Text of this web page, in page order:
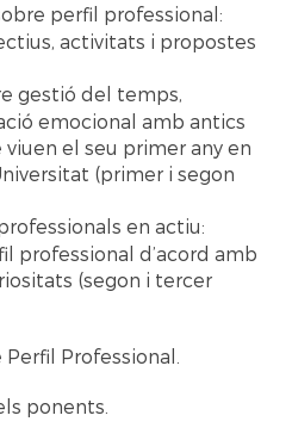
perfil professional:
activitats i propostes
gestió del temps,
emocional amb antics
el seu primer any en
(primer i segon
en actiu:
professional d’acord amb
(segon i tercer
Professional.
ponents.